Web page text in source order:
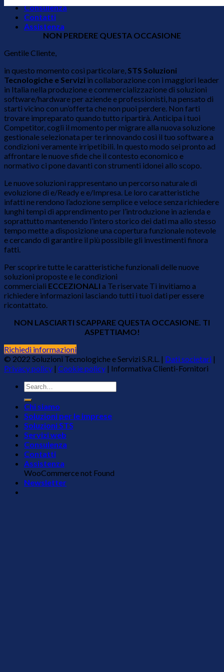
Consulenza
Contatti
Assistenza
NON PERDERE QUESTA OCCASIONE
Gentile Cliente,
in questo momento così particolare, STS Soluzioni
Tecnologiche e Servizi in collaborazione con i maggiori leader
in Italia nella produzione e commercializzazione di soluzioni
software/hardware per aziende e professionisti, ha pensato di
starti vicino con un’offerta che non puoi perdere. Non farti
trovare impreparato quando tutto ripartirà. Anticipa i tuoi
Competitor, cogli il momento per migrare alla nuova soluzione
gestionale selezionata per te rinnovando così il tuo software a
condizioni veramente irripetibili. In questo modo sei pronto ad
affrontare le nuove sfide che il contesto economico e
normativo ci pone davanti con strumenti idonei allo scopo.
Le nuove soluzioni rappresentano un percorso naturale di
evoluzione di e/Ready e e/Impresa. Le loro caratteristiche
infatti ne rendono l’adozione semplice e veloce senza richiedere
lunghi tempi di apprendimento per l’introduzione in azienda e
soprattutto mantenendo l’intero storico dei dati ma allo stesso
tempo mette a disposizione una copertura funzionale notevole
e cercando di garantire il più possibile gli investimenti finora
fatti.
Per scoprire tutte le caratteristiche funzionali delle nuove
soluzioni proposte e le condizioni
commerciali ECCEZIONALI a Te riservate Ti invitiamo a
richiedere informazioni lasciando tutti i tuoi dati per essere
ricontattato.
NON LASCIARTI SCAPPARE QUESTA OCCASIONE. TI
ASPETTIAMO!
Richiedi informazioni
© 2022 Soluzioni Tecnologiche e Servizi S.R.L. | Dati societari |
Privacy policy | Cookie policy | Informativa Clienti-Fornitori
Chi siamo
Soluzioni per le imprese
Soluzioni STS
Servizi web
Consulenza
Contatti
Assistenza
WooCommerce not Found
Newsletter